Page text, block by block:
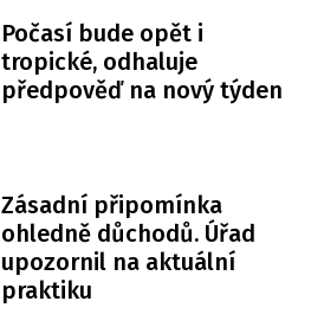
Počasí bude opět i
tropické, odhaluje
předpověď na nový týden
Zásadní připomínka
ohledně důchodů. Úřad
upozornil na aktuální
praktiku